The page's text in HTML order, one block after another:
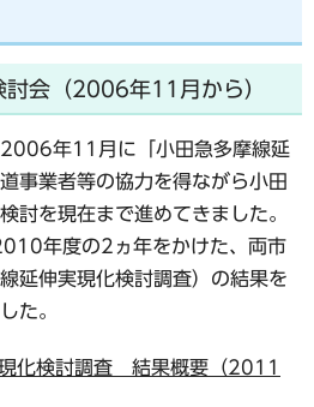
討会（2006年11月から）
年11月に「小田急多摩線延
事業者等の協力を得ながら小田
討を現在まで進めてきました。
年度の2ヵ年をかけた、両市
延伸実現化検討調査）の結果を
た。
化検討調査 結果概要（2011